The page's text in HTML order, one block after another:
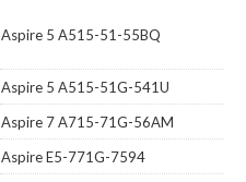
Aspire 5 A515-51-55BQ
Aspire 5 A515-51G-541U
Aspire 7 A715-71G-56AM
Aspire E5-771G-7594